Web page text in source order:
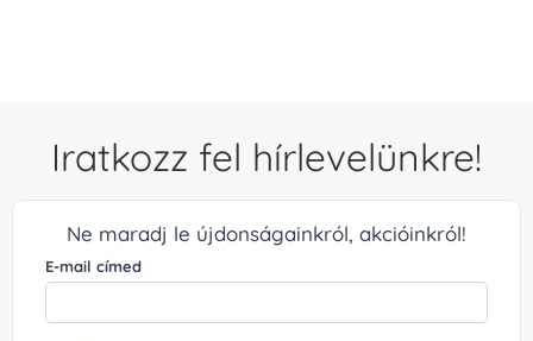
Iratkozz fel hírlevelünkre!
Ne maradj le újdonságainkról, akcióinkról!
E-mail címed